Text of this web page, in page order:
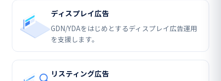
ディスプレイ広告
GDN/YDAをはじめとするディスプレイ広告運用
を支援します。
リスティング広告